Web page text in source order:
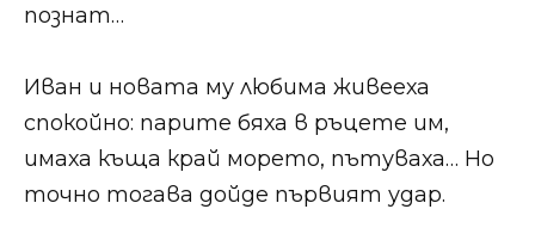
познат…
Иван и новата му любима живееха
спокойно: парите бяха в ръцете им,
имаха къща край морето, пътуваха… Но
точно тогава дойде първият удар.